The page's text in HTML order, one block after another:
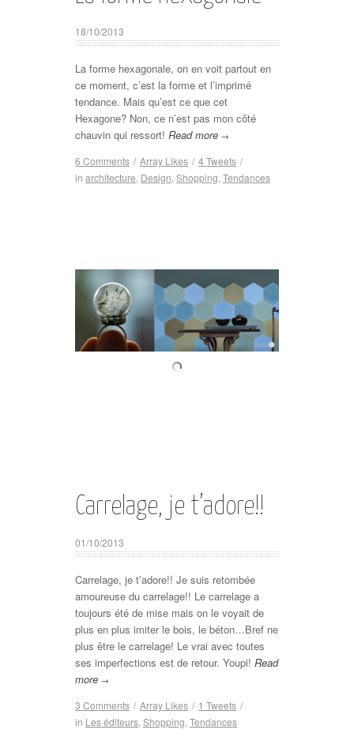
18/10/2013
La forme hexagonale, on en voit partout en
ce moment, c’est la forme et l’imprimé
tendance. Mais qu’est ce que cet
Hexagone? Non, ce n’est pas mon côté
chauvin qui ressort! Read more →
6 Comments / Array Likes / 4Tweets /
in architecture, Design, Shopping, Tendances
Carrelage, je t’adore!!
01/10/2013
Carrelage, je t’adore!! Je suis retombée
amoureuse du carrelage!! Le carrelage a
toujours été de mise mais on le voyait de
plus en plus imiter le bois, le béton…Bref ne
plus être le carrelage! Le vrai avec toutes
ses imperfections est de retour. Youpi! Read
more →
3 Comments / Array Likes / 1 Tweets /
in Les éditeurs, Shopping, Tendances